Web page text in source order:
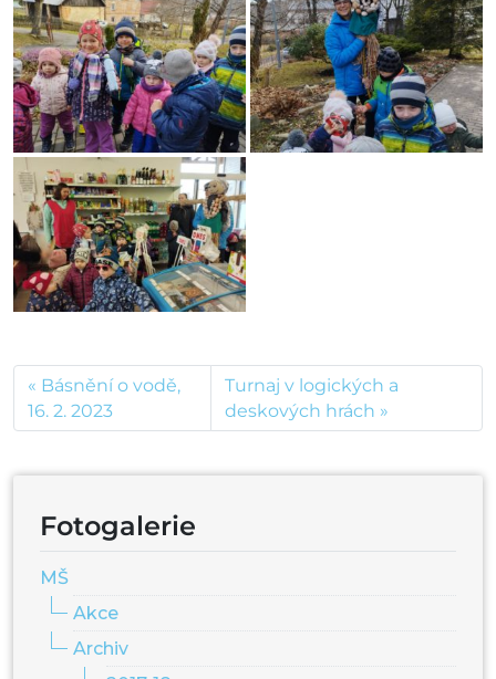
Básnění o vodě,
16. 2. 2023
Turnaj v logických a
deskových hrách
Fotogalerie
MŠ
Akce
Archiv